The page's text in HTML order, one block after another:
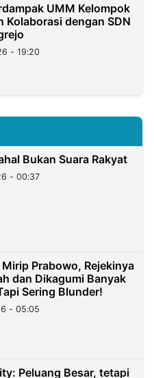
UMM Kelompok
Kolaborasi dengan SDN
- 19:20
Bukan Suara Rakyat
- 00:37
Mirip Prabowo, Rejekinya
dan Dikagumi Banyak
Sering Blunder!
- 05:05
Peluang Besar, tetapi